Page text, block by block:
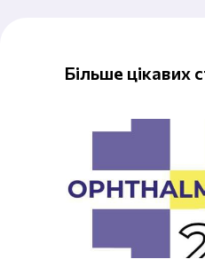
Більше цікавих